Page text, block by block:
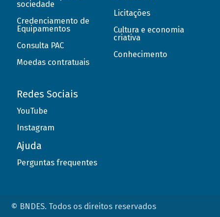
sociedade
Credenciamento de
Equipamentos
Consulta PAC
Moedas contratuais
Licitações
Cultura e economia
criativa
Conhecimento
Redes Sociais
YouTube
Instagram
Ajuda
Perguntas frequentes
© BNDES. Todos os direitos reservados